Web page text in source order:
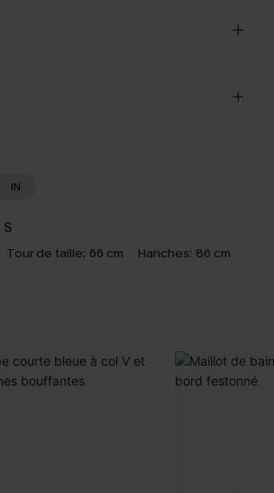
IN
S
Tour de taille: 66 cm Hanches: 86 cm